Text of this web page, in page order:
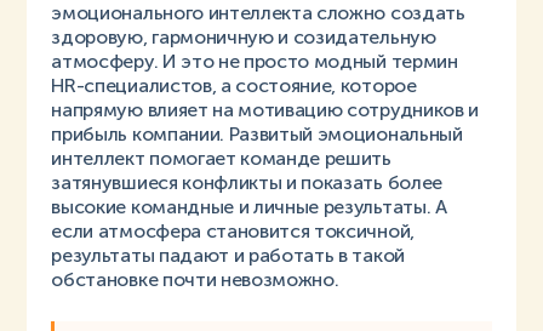
эмоционального интеллекта сложно создать
здоровую, гармоничную и созидательную
атмосферу. И это не просто модный термин
HR-специалистов, а состояние, которое
напрямую влияет на мотивацию сотрудников и
прибыль компании. Развитый эмоциональный
интеллект помогает команде решить
затянувшиеся конфликты и показать более
высокие командные и личные результаты. А
если атмосфера становится токсичной,
результаты падают и работать в такой
обстановке почти невозможно.